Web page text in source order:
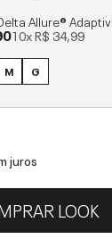
Allure® Adaptiv
10xR$ 34,99
M G
juros
LOOK